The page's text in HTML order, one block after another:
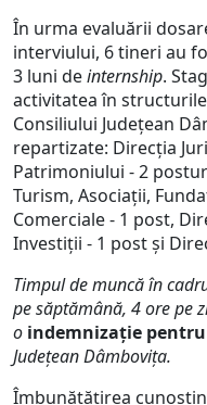
În urma evaluării
interviului, 6 tineri au
3 luni deinternship.
activitatea în
Consiliului Județean
repartizate: Direcția
Patrimoniului - 2
Turism, Asociații,
Comerciale - 1 post,
Investiții - 1 post și
Timpul de muncă în
pe săptămână, 4 ore pe
o indemnizație pentru
Județean Dâmbovița.
Îmbunătățirea